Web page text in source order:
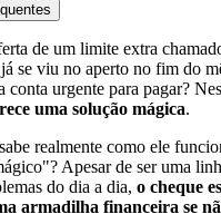
de um limite extra
se viu no aperto no fim do
conta urgente para pagar?
uma solução mágica.
realmente como ele
Apesar de ser uma
do dia a dia, o cheque
armadilha financeira se